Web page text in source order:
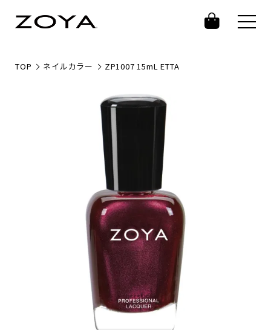
TOP ネイルカラー ZP1007 15mL ETTA